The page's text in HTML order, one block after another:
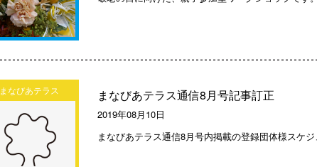
まなびあテラス まなびあテラス通信8月号記事訂正
2019年08月10日
まなびあテラス通信8月号内掲載の登録団体様スケ